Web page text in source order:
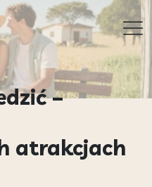
–
atrakcjach